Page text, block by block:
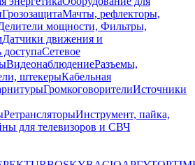
ГрозозащитаМачты, рефлекторы,
мощности, Фильтры,
Датчики движения и
доступаСетевое
ВидеонаблюдениеРазъемы,
штекерыКабельная
ГромкоговорителиИсточники
РетрансляторыИнструмент, пайка,
для телевизоров и СВЧ